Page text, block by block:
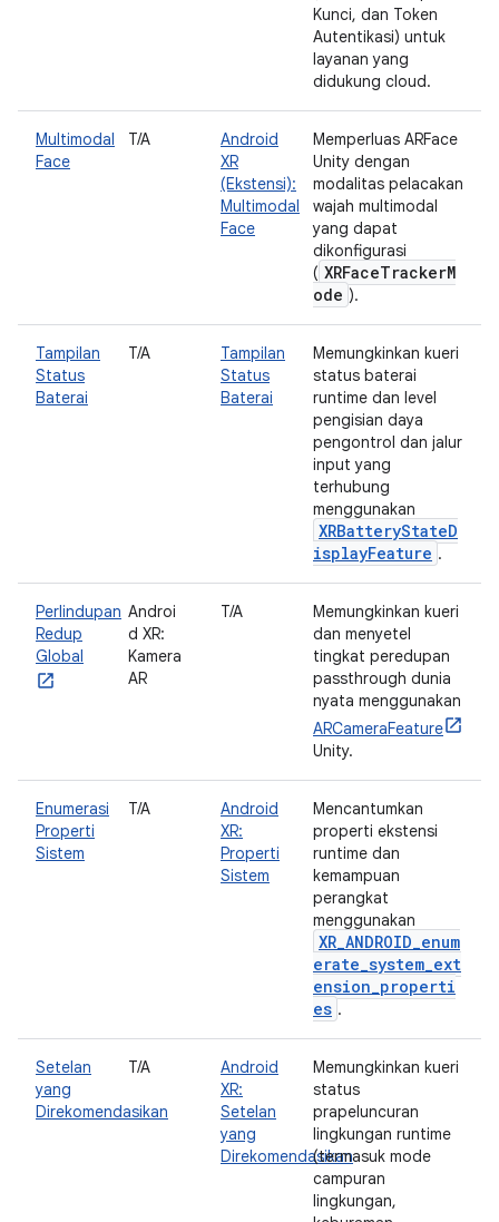
Kunci, dan Token
Autentikasi) untuk
layanan yang
didukung cloud.
Multimodal
Face
T/A
Android
XR
(Ekstensi):
Multimodal
Face
Memperluas ARFace
Unity dengan
modalitas pelacakan
wajah multimodal
yang dapat
dikonfigurasi
( XRFaceTrackerM
ode ).
Tampilan
Status
Baterai
T/A
Tampilan
Status
Baterai
Memungkinkan kueri
status baterai
runtime dan level
pengisian daya
pengontrol dan jalur
input yang
terhubung
menggunakan
XRBatteryStateD
isplayFeature .
Perlindupan
Redup
Global
Androi
d XR:
Kamera
AR
T/A
Memungkinkan kueri
dan menyetel
tingkat peredupan
passthrough dunia
nyata menggunakan
ARCameraFeature
Unity.
Enumerasi
Properti
Sistem
T/A
Android
XR:
Properti
Sistem
Mencantumkan
properti ekstensi
runtime dan
kemampuan
perangkat
menggunakan
XR_ANDROID_enum
erate_system_ext
ension_properti
es .
Setelan
yang
Direkomendasikan
T/A
Android
XR:
Setelan
yang
Direkomendasikan
Memungkinkan kueri
status
prapeluncuran
lingkungan runtime
(termasuk mode
campuran
lingkungan,